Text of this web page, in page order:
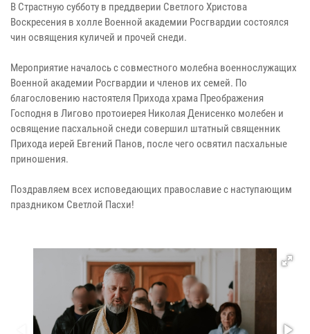
В Страстную субботу в преддверии Светлого Христова
Воскресения в холле Военной академии Росгвардии состоялся
чин освящения куличей и прочей снеди.
Мероприятие началось с совместного молебна военнослужащих
Военной академии Росгвардии и членов их семей. По
благословению настоятеля Прихода храма Преображения
Господня в Лигово протоиерея Николая Денисенко молебен и
освящение пасхальной снеди совершил штатный священник
Прихода иерей Евгений Панов, после чего освятил пасхальные
приношения.
Поздравляем всех исповедающих православие с наступающим
праздником Светлой Пасхи!